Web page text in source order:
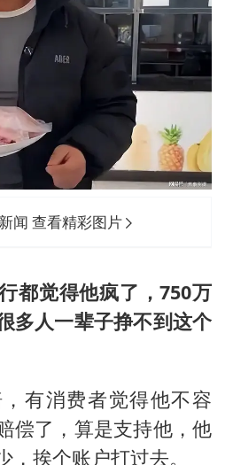
闻 查看精彩图片
都觉得他疯了，750万
多人一辈子挣不到这个
有消费者觉得他不容
偿了，算是支持他，他
挨个账户打过去。